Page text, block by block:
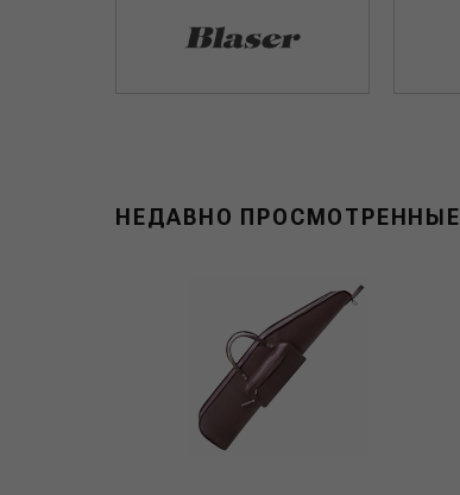
НЕДАВНО ПРОСМОТРЕННЫЕ